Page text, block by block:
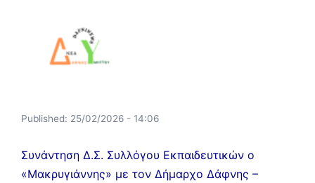
Published: 25/02/2026 - 14:06
Συνάντηση Δ.Σ. Συλλόγου Εκπαιδευτικών ο
«Μακρυγιάννης» με τον Δήμαρχο Δάφνης –